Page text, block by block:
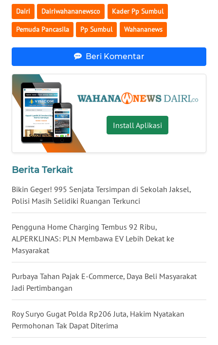
Dairi Dairiwahananewsco Kader Pp Sumbul
Pemuda Pancasila Pp Sumbul Wahananews
Beri Komentar
Install Aplikasi
Berita Terkait
Bikin Geger! 995 Senjata Tersimpan di Sekolah Jaksel,
Polisi Masih Selidiki Ruangan Terkunci
Pengguna Home Charging Tembus 92 Ribu,
ALPERKLINAS: PLN Membawa EV Lebih Dekat ke
Masyarakat
Purbaya Tahan Pajak E-Commerce, Daya Beli Masyarakat
Jadi Pertimbangan
Roy Suryo Gugat Polda Rp206 Juta, Hakim Nyatakan
Permohonan Tak Dapat Diterima
WN
KALTENG
WN
WN
KALSEL
WN
KALTIM
SULSEL
WN
GORONTALO
WN
SULUT
WN
MALUKU
WN
MALUT
WN